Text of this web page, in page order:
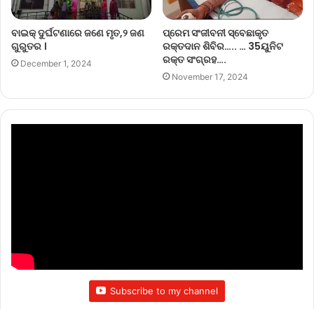
ବାଇକ୍ ଦୁର୍ଘଟଣାରେ ଜଣେ ମୃତ,୨ ଜଣ
ଗୁରୁତର ।
December 1, 2024
ପ୍ରେମ ସଂଜୀବନୀ ସ୍ବେଛାକୃତ
ରକ୍ତଦାନ ଶିବିର….. … 35ୟୁନିଟ
ରକ୍ତ ସଂଗ୍ରହ….
November 17, 2024
Subscribe to my channel